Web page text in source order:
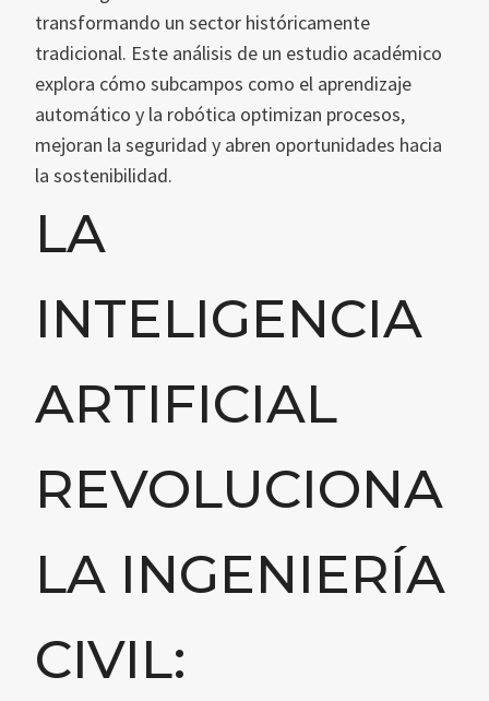
transformando un sector históricamente
tradicional. Este análisis de un estudio académico
explora cómo subcampos como el aprendizaje
automático y la robótica optimizan procesos,
mejoran la seguridad y abren oportunidades hacia
la sostenibilidad.
LA
INTELIGENCIA
ARTIFICIAL
REVOLUCIONA
LA INGENIERÍA
CIVIL: